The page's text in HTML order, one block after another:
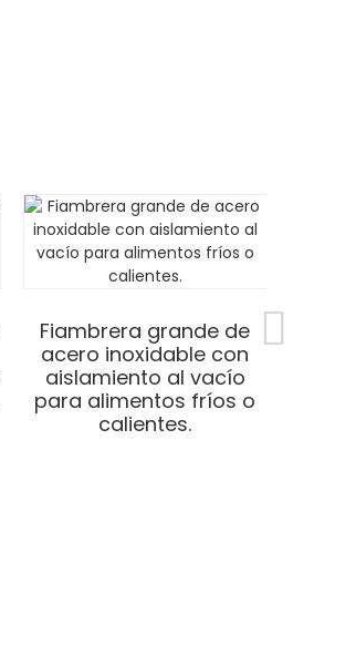
Fiambrera grande de
acero inoxidable con
aislamiento al vacío
para alimentos fríos o
calientes.